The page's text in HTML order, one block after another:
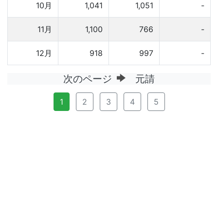
10月 1,041 1,051 -
11月 1,100 766 -
12月 918 997 -
次のページ 元請
1 2 3 4 5